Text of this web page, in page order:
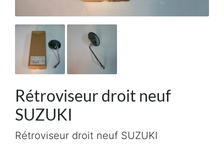
Rétroviseur droit neuf
SUZUKI
Rétroviseur droit neuf SUZUKI